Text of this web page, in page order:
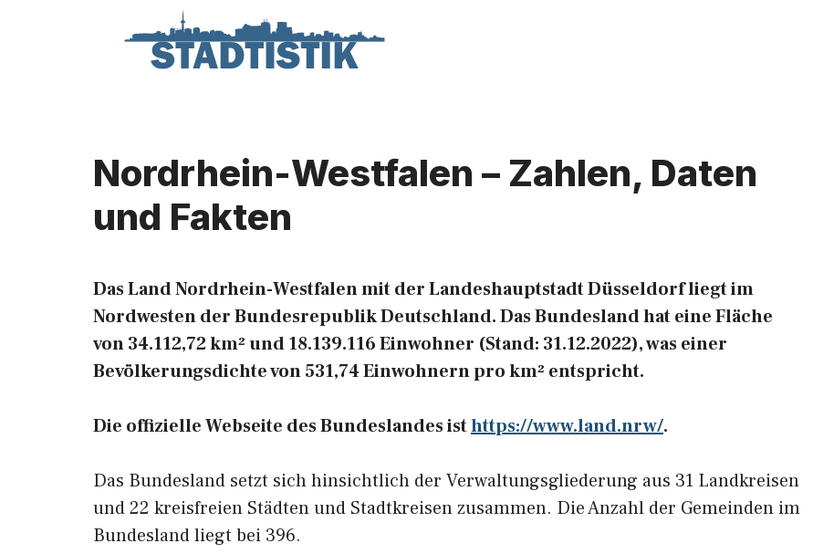
Nordrhein-Westfalen – Zahlen, Daten
und Fakten
Das Land Nordrhein-Westfalen mit der Landeshauptstadt Düsseldorf liegt im
Nordwesten der Bundesrepublik Deutschland. Das Bundesland hat eine Fläche
von 34.112,72 km² und 18.139.116 Einwohner (Stand: 31.12.2022), was einer
Bevölkerungsdichte von 531,74 Einwohnern pro km² entspricht.
Die offizielle Webseite des Bundeslandes isthttps://www.land.nrw/.
Das Bundesland setzt sich hinsichtlich der Verwaltungsgliederung aus 31 Landkreisen
und 22 kreisfreien Städten und Stadtkreisen zusammen. Die Anzahl der Gemeinden im
Bundesland liegt bei 396.